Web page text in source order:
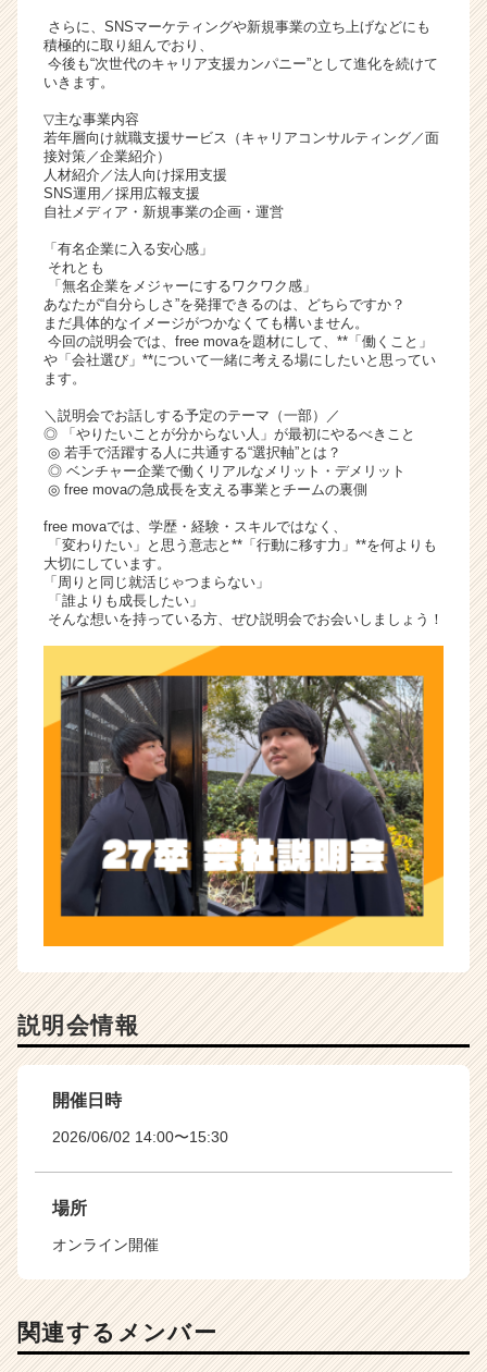
ャ
リ
ア
e
r
C
r
e
r）
さらに、SNSマーケティングや新規事業の立ち上げなどにも
積極的に取り組んでおり、
今後も“次世代のキャリア支援カンパニー”として進化を続けて
いきます。
▽主な事業内容
若年層向け就職支援サービス（キャリアコンサルティング／面
接対策／企業紹介）
人材紹介／法人向け採用支援
SNS運用／採用広報支援
自社メディア・新規事業の企画・運営
「有名企業に入る安心感」
それとも
「無名企業をメジャーにするワクワク感」
あなたが“自分らしさ”を発揮できるのは、どちらですか？
まだ具体的なイメージがつかなくても構いません。
今回の説明会では、free movaを題材にして、**「働くこと」
や「会社選び」**について一緒に考える場にしたいと思ってい
ます。
＼説明会でお話しする予定のテーマ（一部）／
◎ 「やりたいことが分からない人」が最初にやるべきこと
◎ 若手で活躍する人に共通する“選択軸”とは？
◎ ベンチャー企業で働くリアルなメリット・デメリット
◎ free movaの急成長を支える事業とチームの裏側
free movaでは、学歴・経験・スキルではなく、
「変わりたい」と思う意志と**「行動に移す力」**を何よりも
大切にしています。
「周りと同じ就活じゃつまらない」
「誰よりも成長したい」
そんな想いを持っている方、ぜひ説明会でお会いしましょう！
説明会情報
開催日時
2026/06/02 14:00〜15:30
場所
オンライン開催
関連するメンバー